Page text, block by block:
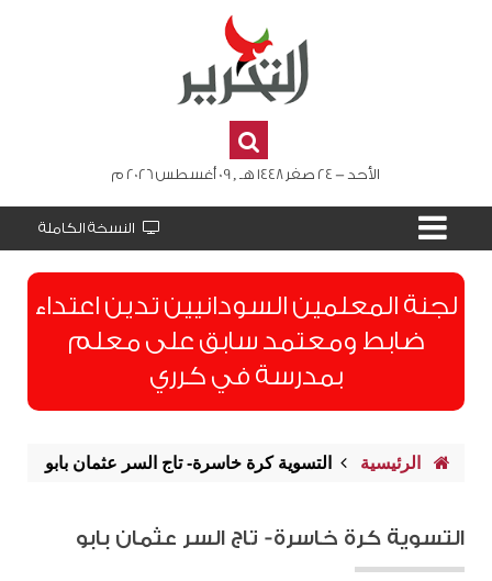
الأحد - 24 صفر 1448 هـ , 09 أغسطس 2026 م
النسخة الكاملة
لجنة المعلمين السودانيين تدين اعتداء
ضابط ومعتمد سابق على معلم
بمدرسة في كرري
الرئيسية التسوية كرة خاسرة- تاج السر عثمان بابو
التسوية كرة خاسرة- تاج السر عثمان بابو